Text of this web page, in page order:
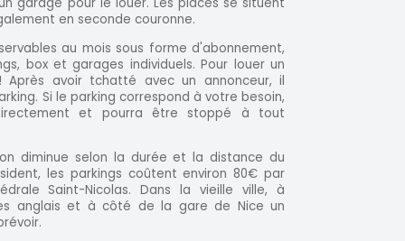
en seconde couronne.
au mois sous forme d'abonnement,
box et garages individuels. Pour louer un
avoir tchatté avec un annonceur, il
Si le parking correspond à votre besoin,
et pourra être stoppé à tout
diminue selon la durée et la distance du
les parkings coûtent environ 80€ par
Saint-Nicolas. Dans la vieille ville, à
anglais et à côté de la gare de Nice un